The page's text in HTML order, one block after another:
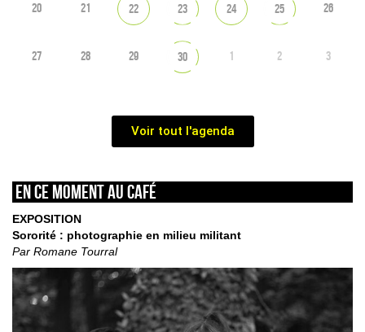
20 21 22 23 24 25 26
27 28 29 30 1 2 3
Voir tout l'agenda
En ce moment au café
EXPOSITION
Sororité : photographie en milieu militant
Par Romane Tourral